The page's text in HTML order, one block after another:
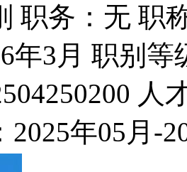
职务：无 职
年3月 职别
人
2025年05月-